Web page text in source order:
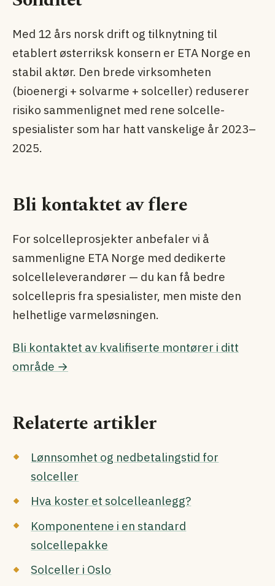
Med 12 års norsk drift og tilknytning til
etablert østerriksk konsern er ETA Norge en
stabil aktør. Den brede virksomheten
(bioenergi + solvarme + solceller) reduserer
risiko sammenlignet med rene solcelle­
spesialister som har hatt vanskelige år 2023–
2025.
Bli kontaktet av flere
For solcelleprosjekter anbefaler vi å
sammenligne ETA Norge med dedikerte
solcelle­leverandører — du kan få bedre
solcelle­pris fra spesialister, men miste den
helhetlige varmeløsningen.
Bli kontaktet av kvalifiserte montører i ditt
område →
Relaterte artikler
Lønnsomhet og nedbetalingstid for
solceller
Hva koster et solcelleanlegg?
Komponentene i en standard
solcellepakke
Solceller i Oslo